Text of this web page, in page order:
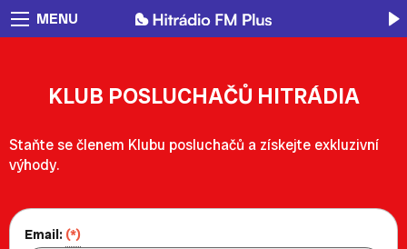
MENU
KLUB POSLUCHAČŮ HITRÁDIA
Staňte se členem Klubu posluchačů a získejte exkluzivní
výhody.
Email: (*)